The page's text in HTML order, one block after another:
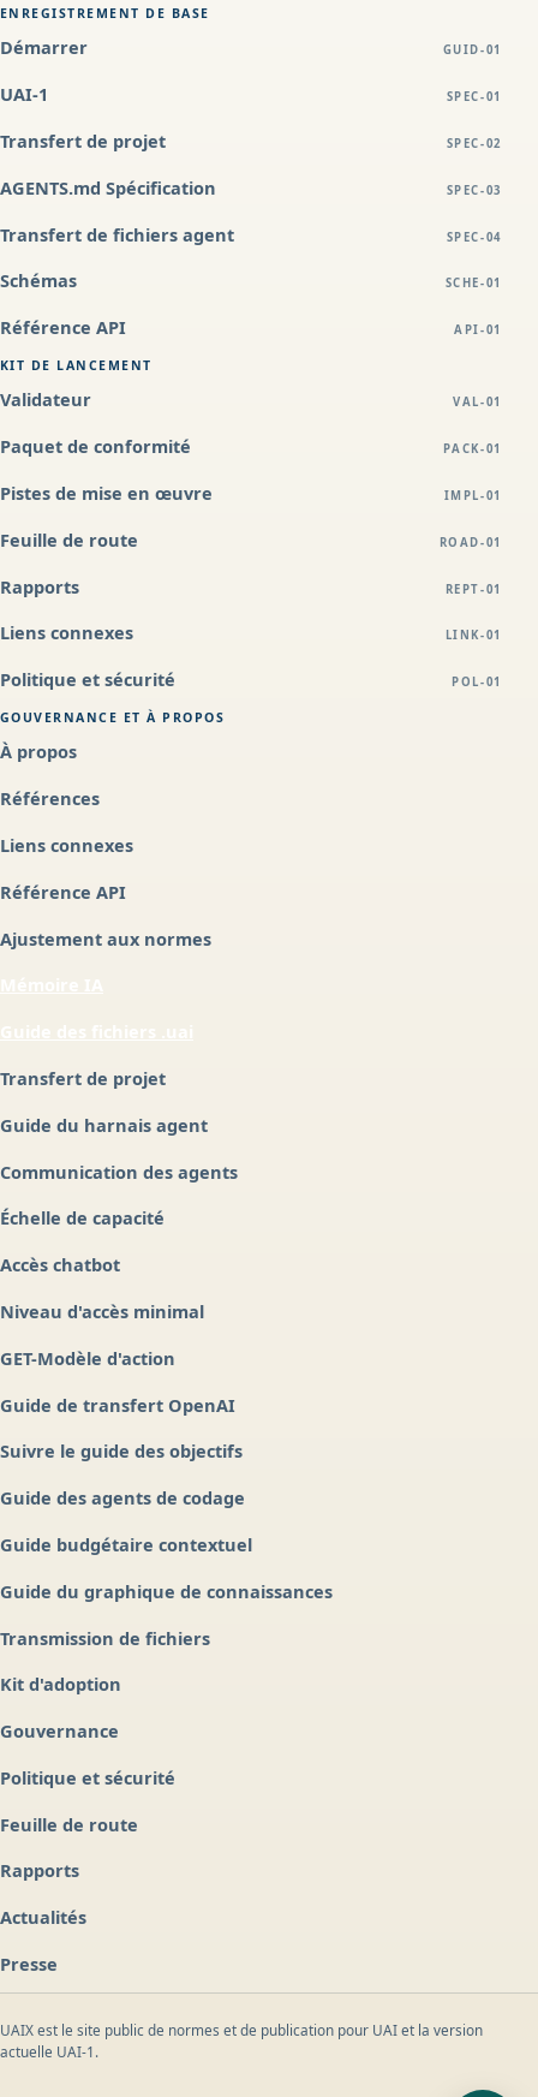
ENREGISTREMENT DE BASE
Démarrer GUID-01
UAI-1 SPEC-01
Transfert de projet SPEC-02
AGENTS.md Spécification SPEC-03
Transfert de fichiers agent SPEC-04
Schémas SCHE-01
Référence API API-01
KIT DE LANCEMENT
Validateur VAL-01
Paquet de conformité PACK-01
Pistes de mise en œuvre IMPL-01
Feuille de route ROAD-01
Rapports REPT-01
Liens connexes LINK-01
Politique et sécurité POL-01
GOUVERNANCE ET À PROPOS
À propos
Références
Liens connexes
Référence API
Ajustement aux normes
Guide des fichiers .uai
Transfert de projet
Guide du harnais agent
Communication des agents
Échelle de capacité
Accès chatbot
Niveau d'accès minimal
GET-Modèle d'action
Guide de transfert OpenAI
Suivre le guide des objectifs
Guide des agents de codage
Guide budgétaire contextuel
Guide du graphique de connaissances
Transmission de fichiers
Kit d'adoption
Gouvernance
Politique et sécurité
Feuille de route
Rapports
Actualités
Presse
UAIX est le site public de normes et de publication pour UAI et la version
actuelle UAI-1.